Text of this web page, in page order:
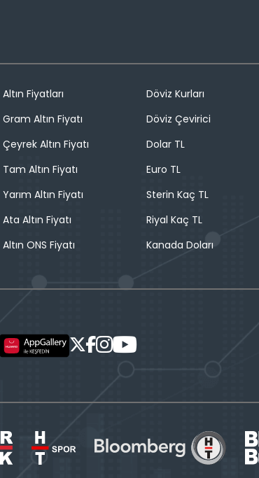
Altın Fiyatları
Gram Altın Fiyatı
Çeyrek Altın Fiyatı
Tam Altın Fiyatı
Yarım Altın Fiyatı
Ata Altın Fiyatı
Altın ONS Fiyatı
Döviz Kurları
Döviz Çevirici
Dolar TL
Euro TL
Sterin Kaç TL
Riyal Kaç TL
Kanada Doları